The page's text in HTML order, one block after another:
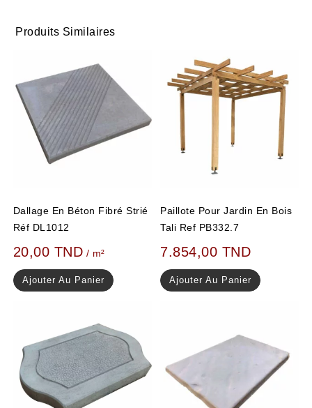
Produits Similaires
Dallage En Béton Fibré Strié
Réf DL1012
20,00 TND / m²
Ajouter Au Panier
Paillote Pour Jardin En Bois
Tali Ref PB332.7
7.854,00 TND
Ajouter Au Panier